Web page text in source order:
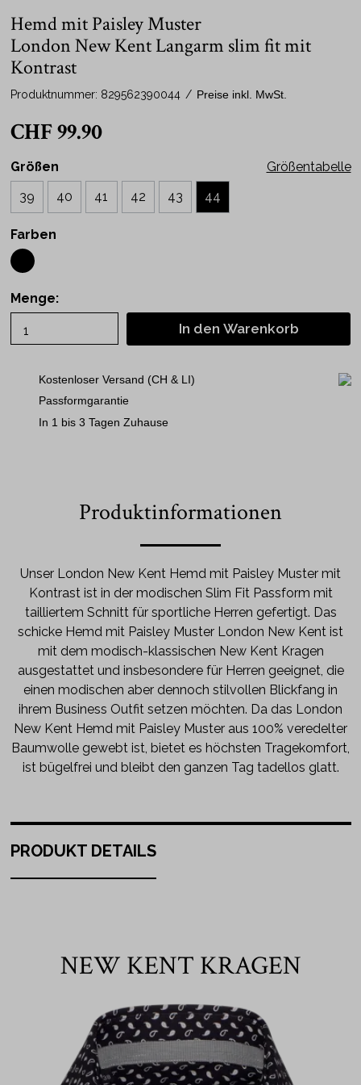
Hemd mit Paisley Muster
London New Kent Langarm slim fit mit
Kontrast
Produktnummer: 829562390044 / Preise inkl. MwSt.
CHF 99.90
Größentabelle
Größen
39
40 41 42 43 44
Farben
Menge:
In den Warenkorb
Kostenloser Versand (CH & LI)
Passformgarantie
In 1 bis 3 Tagen Zuhause
Produktinformationen
Unser London New Kent Hemd mit Paisley Muster mit
Kontrast ist in der modischen Slim Fit Passform mit
tailliertem Schnitt für sportliche Herren gefertigt. Das
schicke Hemd mit Paisley Muster London New Kent ist
mit dem modisch-klassischen New Kent Kragen
ausgestattet und insbesondere für Herren geeignet, die
einen modischen aber dennoch stilvollen Blickfang in
ihrem Business Outfit setzen möchten. Da das London
New Kent Hemd mit Paisley Muster aus 100% veredelter
Baumwolle gewebt ist, bietet es höchsten Tragekomfort,
ist bügelfrei und bleibt den ganzen Tag tadellos glatt.
PRODUKT DETAILS
NEW KENT KRAGEN